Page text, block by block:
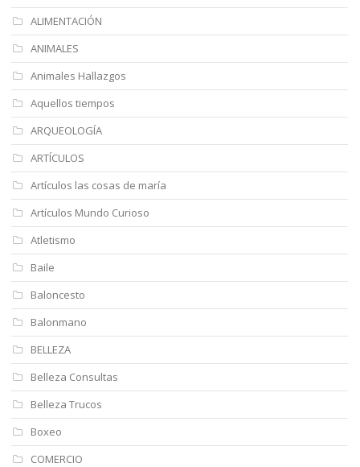
ALIMENTACIÓN
ANIMALES
Animales Hallazgos
Aquellos tiempos
ARQUEOLOGÍA
ARTÍCULOS
Artículos las cosas de maría
Artículos Mundo Curioso
Atletismo
Baile
Baloncesto
Balonmano
BELLEZA
Belleza Consultas
Belleza Trucos
Boxeo
COMERCIO